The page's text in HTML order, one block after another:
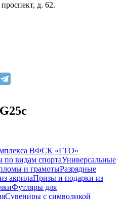
д. 62.
ВФСК «ГТО»
по видам спортаУниверсальные
и грамотыРазрядные
акрилаПризы и подарки из
Футляры для
Сувениры с символикой